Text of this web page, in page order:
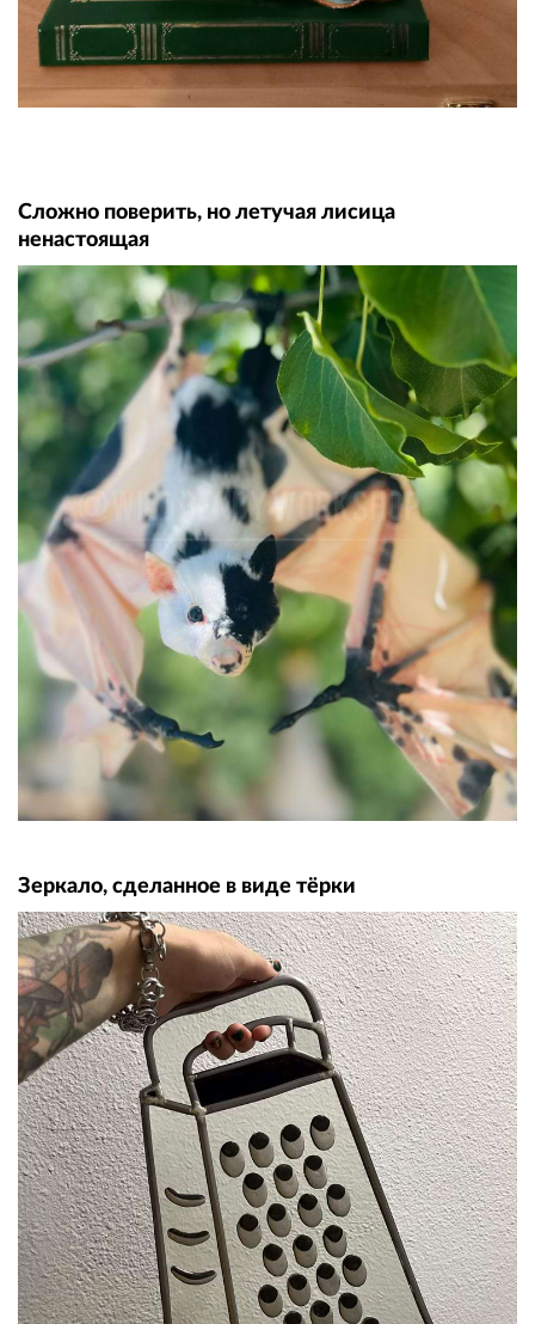
Сложно поверить, но летучая лисица
ненастоящая
Зеркало, сделанное в виде тёрки